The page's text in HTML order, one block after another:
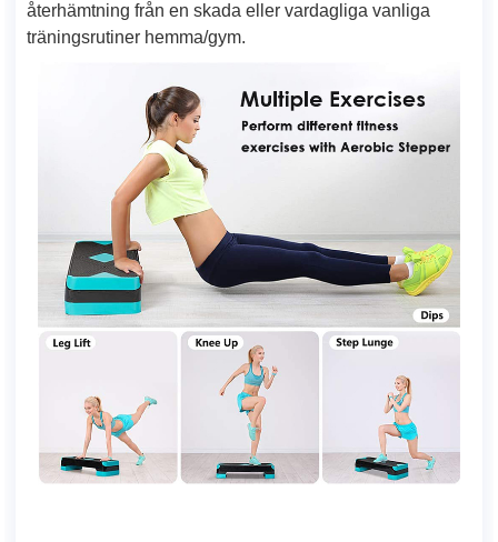
återhämtning från en skada eller vardagliga vanliga
träningsrutiner hemma/gym.